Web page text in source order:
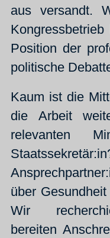
aus versandt.
Position der
politische
Kaum ist die
die Arbeit
relevanten
über
Wir
bereiten